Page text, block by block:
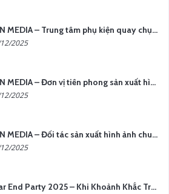
YCN MEDIA – Trung tâm phụ kiện quay chụp tại Hà Nội
2025
YCN MEDIA – Đơn vị tiên phong sản xuất hình ảnh & âm thanh bằng AI tại Hà Nội
2025
YCN MEDIA – Đối tác sản xuất hình ảnh chuyên nghiệp cho doanh nghiệp tại Hà Nội
2025
Year End Party 2025 – Khi Khoảnh Khắc Trở Thành Dấu Ấn | Gói Ưu Đãi Tháng 12 Từ YCN Media